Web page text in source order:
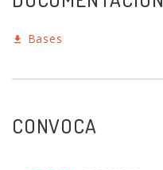
Bases
CONVOCA